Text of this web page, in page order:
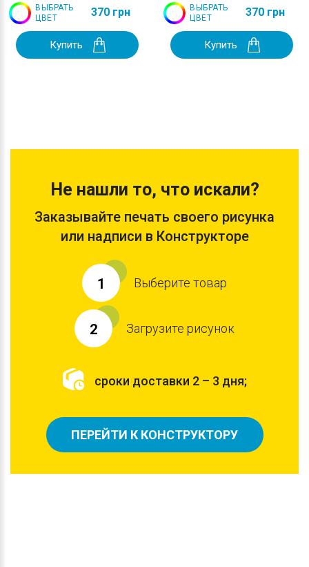
ВЫБРАТЬ
ЦВЕТ
370 грн
Купить
ВЫБРАТЬ
ЦВЕТ
370 грн
Купить
Не нашли то, что искали?
Заказывайте печать своего рисунка
или надписи в Конструкторе
1 Выберите товар
2 Загрузите рисунок
сроки доставки 2 – 3 дня;
ПЕРЕЙТИ К КОНСТРУКТОРУ